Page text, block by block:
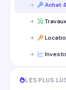
Achat
LES PLUS